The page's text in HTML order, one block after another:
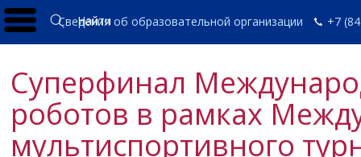
Найти
Сведения об образовательной организации +7
Суперфинал
роботов в рамках
мультиспортивного